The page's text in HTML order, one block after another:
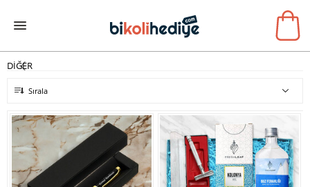
DİĞER
Sırala